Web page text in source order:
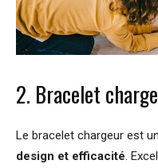
2. Bracelet
Le bracelet chargeur est
design et efficacité.